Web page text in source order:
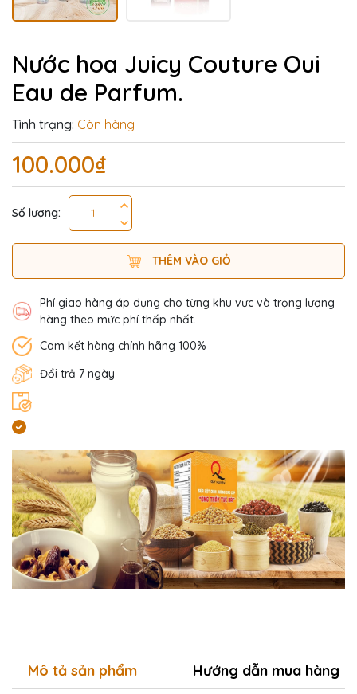
Nước hoa Juicy Couture Oui
Eau de Parfum.
Tình trạng: Còn hàng
100.000₫
Số lượng:
THÊM VÀO GIỎ
Phí giao hàng áp dụng cho từng khu vực và trọng lượng
hàng theo mức phí thấp nhất.
Cam kết hàng chính hãng 100%
Đổi trả 7 ngày
Mô tả sản phẩm Hướng dẫn mua hàng